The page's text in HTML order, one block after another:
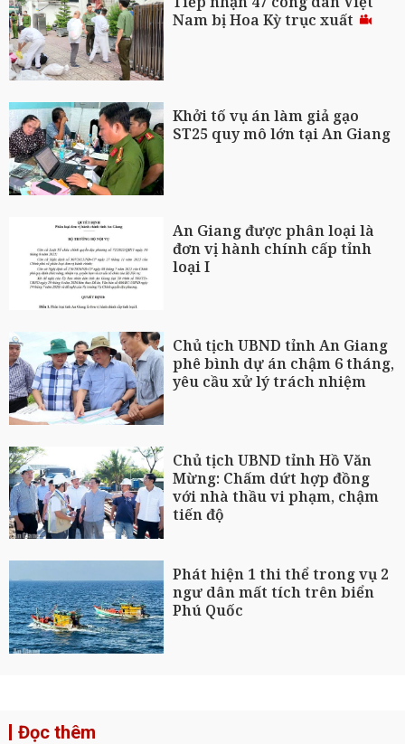
Nam bị Hoa Kỳ trục xuất
Khởi tố vụ án làm giả gạo
ST25 quy mô lớn tại An Giang
An Giang được phân loại là
đơn vị hành chính cấp tỉnh
loại I
Chủ tịch UBND tỉnh An Giang
phê bình dự án chậm 6 tháng,
yêu cầu xử lý trách nhiệm
Chủ tịch UBND tỉnh Hồ Văn
Mừng: Chấm dứt hợp đồng
với nhà thầu vi phạm, chậm
tiến độ
Phát hiện 1 thi thể trong vụ 2
ngư dân mất tích trên biển
Phú Quốc
Đọc thêm